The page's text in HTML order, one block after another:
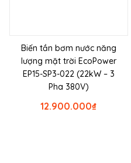
Biến tần bơm nước năng
lượng mặt trời EcoPower
EP15-SP3-022 (22kW – 3
Pha 380V)
₫
12.900.000